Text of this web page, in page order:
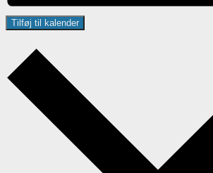
Tilføj til kalender